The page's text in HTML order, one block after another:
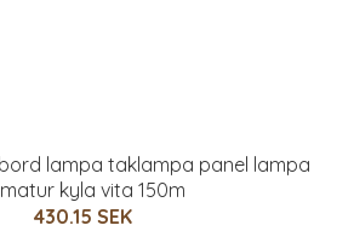
lampa taklampa panel lampa
kyla vita 150m
430.15 SEK